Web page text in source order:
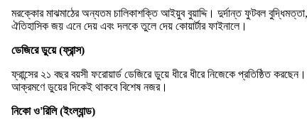
মরক্কোর মাঝমাঠের অন্যতম চালিকাশক্তি আইয়ুব বুয়াদ্দি। দুর্দান্ত ফুটবল
ঐতিহাসিক জয় এনে দেয় এবং দলকে তুলে দেয় কোয়ার্টার ফাইনালে।
ডেজিরে ডুয়ে (ফ্রান্স)
ফ্রান্সের ২১ বছর বয়সী ফরোয়ার্ড ডেজিরে ডুয়ে ধীরে ধীরে নিজেকে প্রতিষ্ঠিত
আক্রমণে ডুয়ের দিকেই থাকবে বিশেষ নজর।
নিকো ও'রিলি (ইংল্যান্ড)